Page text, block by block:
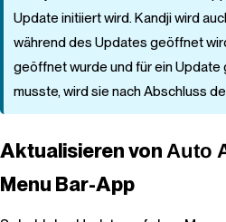
Update initiiert wird.Kandjiwird
während des Updates geöffnet
geöffnet wurde und für ein
musste, wird sie nach Abschluss
Aktualisieren von Auto
Menu Bar-App